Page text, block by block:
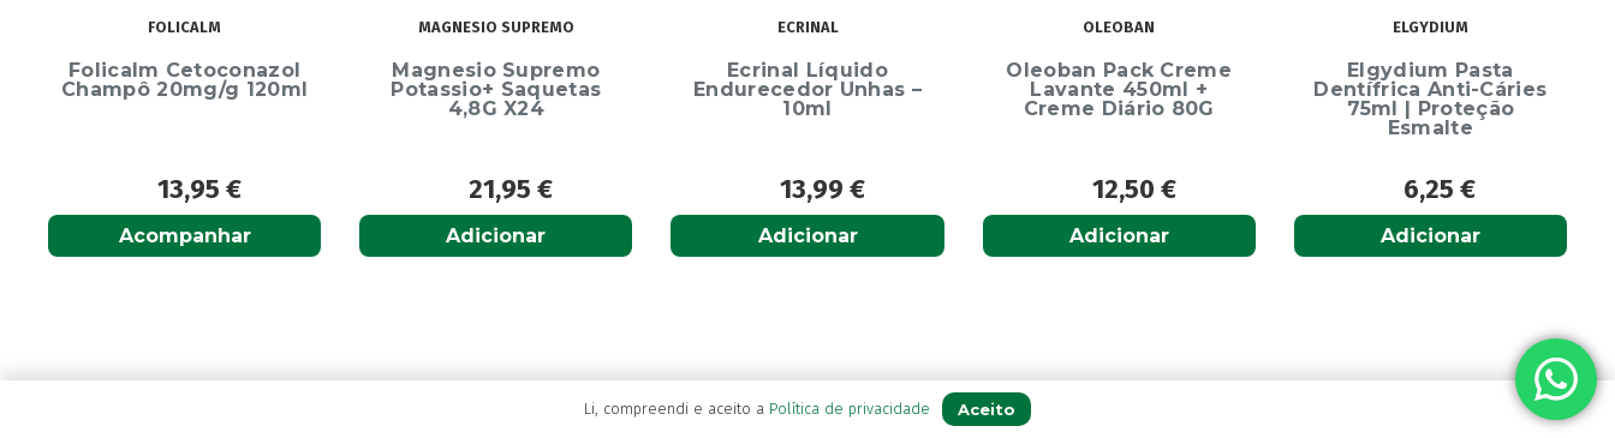
MAGNESIO SUPREMO
Magnesio Supremo
Potassio+ Saquetas
21,95€
Adicionar
ECRINAL
Ecrinal Líquido
Endurecedor Unhas –
10ml
13,99€
Adicionar
OLEOBAN
Oleoban Pack Creme
Lavante 450ml +
Creme Diário 80G
12,50 €
Adicionar
ELGYDIUM
Elgydium Pasta
Dentífrica Anti-Cáries
75ml | Proteção
6,25€
Adicionar
6,65€
Adicionar
Li, compreendi e aceito a Política de privacidade Aceito